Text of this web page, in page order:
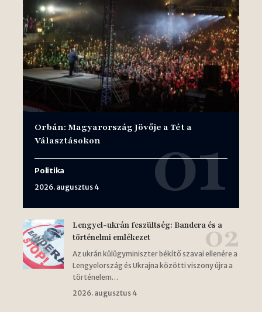
Orbán: Magyarország Jövője a Tét a
Választásokon
Politika
2026. augusztus 4
Lengyel-ukrán feszültség: Bandera és a
történelmi emlékezet
Az ukrán külügyminiszter békítő szavai ellenére a
Lengyelország és Ukrajna közötti viszony újra a
történelem…
2026. augusztus 4